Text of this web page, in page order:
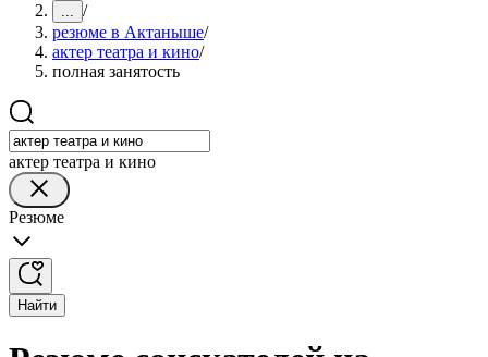
... /
резюме в Актаныше/
актер театра и кино/
полная занятость
актер театра и кино
Резюме
Найти